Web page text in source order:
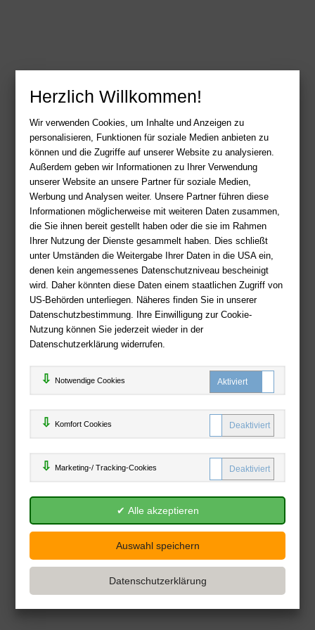
Herzlich Willkommen!
Wir verwenden Cookies, um Inhalte und Anzeigen zu
personalisieren, Funktionen für soziale Medien anbieten zu
können und die Zugriffe auf unserer Website zu analysieren.
Außerdem geben wir Informationen zu Ihrer Verwendung
unserer Website an unsere Partner für soziale Medien,
Werbung und Analysen weiter. Unsere Partner führen diese
Informationen möglicherweise mit weiteren Daten zusammen,
die Sie ihnen bereit gestellt haben oder die sie im Rahmen
Ihrer Nutzung der Dienste gesammelt haben. Dies schließt
unter Umständen die Weitergabe Ihrer Daten in die USA ein,
denen kein angemessenes Datenschutzniveau bescheinigt
wird. Daher könnten diese Daten einem staatlichen Zugriff von
US-Behörden unterliegen. Näheres finden Sie in unserer
Datenschutzbestimmung. Ihre Einwilligung zur Cookie-
Nutzung können Sie jederzeit wieder in der
Datenschutzerklärung widerrufen.
Notwendige Cookies
Komfort Cookies
Marketing-/ Tracking-Cookies